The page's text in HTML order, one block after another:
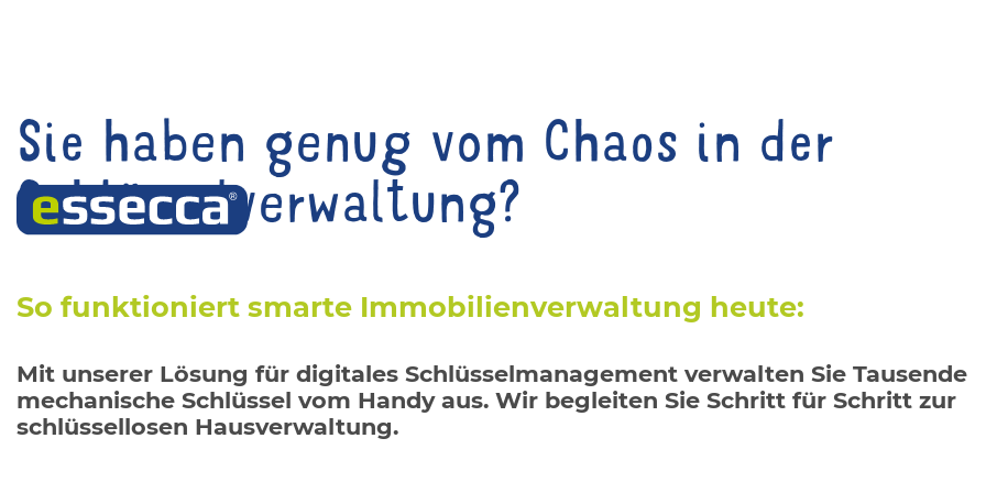
Sie haben genug vom Chaos in der
Schlüsselverwaltung?
So funktioniert smarte Immobilienverwaltung heute:
Mit unserer Lösung für digitales Schlüsselmanagement verwalten Sie Tausende
mechanische Schlüssel vom Handy aus. Wir begleiten Sie Schritt für Schritt zur
schlüssellosen Hausverwaltung.